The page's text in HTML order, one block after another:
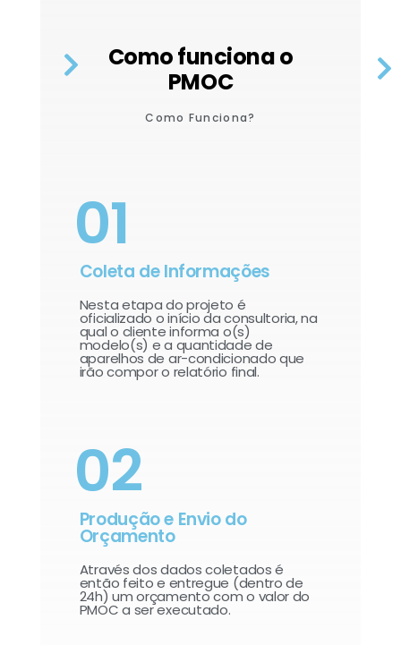
Como funciona o
PMOC
Como Funciona?
01
Coleta de Informações
Nesta etapa do projeto é
oficializado o início da consultoria, na
qual o cliente informa o(s)
modelo(s) e a quantidade de
aparelhos de ar-condicionado que
irão compor o relatório final.​
02
Produção e Envio do
Orçamento
Através dos dados coletados é
então feito e entregue (dentro de
24h) um orçamento com o valor do
PMOC a ser executado.